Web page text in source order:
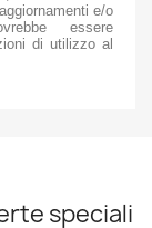
e/o
essere
di utilizzo al
speciali